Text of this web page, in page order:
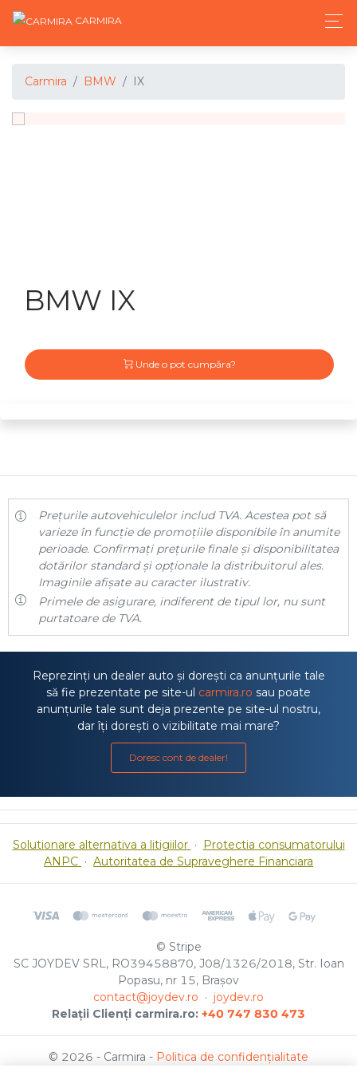
CARMIRA
Carmira BMW IX
BMW IX
Unde o pot cumpăra?
Prețurile autovehiculelor includ TVA. Acestea pot să
varieze în funcție de promoțiile disponibile în anumite
perioade. Confirmați prețurile finale și disponibilitatea
dotărilor standard și opționale la distribuitorul ales.
Imaginile afișate au caracter ilustrativ.
Primele de asigurare, indiferent de tipul lor, nu sunt
purtatoare de TVA.
Reprezinți un dealer auto și dorești ca anunțurile tale
să fie prezentate pe site-ul carmira.ro sau poate
anunțurile tale sunt deja prezente pe site-ul nostru,
dar îți dorești o vizibilitate mai mare?
Doresc cont de dealer!
Solutionare alternativa a litigiilor · Protectia consumatorului
ANPC · Autoritatea de Supraveghere Financiara
© Stripe
SC JOYDEV SRL, RO39458870, J08/1326/2018, Str. Ioan
Popasu, nr 15, Brașov
contact@joydev.ro · joydev.ro
Relații Clienți carmira.ro: +40 747 830 473
© 2026 - Carmira - Politica de confidențialitate